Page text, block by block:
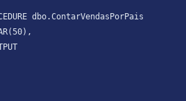
dbo.ContarVendasPorPais